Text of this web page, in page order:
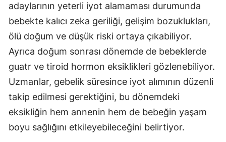
Malatya
Manisa
Kahramanmaraş
Mardin
Muğla
Muş
Nevşehir
adaylarının yeterli iyot alamaması durumunda
bebekte kalıcı zeka geriliği, gelişim bozuklukları,
ölü doğum ve düşük riski ortaya çıkabiliyor.
Ayrıca doğum sonrası dönemde de bebeklerde
guatr ve tiroid hormon eksiklikleri gözlenebiliyor.
Uzmanlar, gebelik süresince iyot alımının düzenli
takip edilmesi gerektiğini, bu dönemdeki
eksikliğin hem annenin hem de bebeğin yaşam
boyu sağlığını etkileyebileceğini belirtiyor.